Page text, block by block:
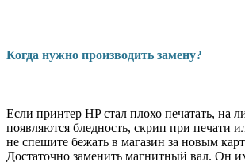
Когда нужно производить замену?
Если принтер HP стал плохо печатать, на
появляются бледность, скрип при печати
не спешите бежать в магазин за новым
Достаточно заменить магнитный вал. Он